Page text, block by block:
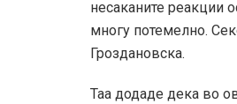
несаканите реакции
многу потемелно.
Гроздановска.
Таа додаде дека во